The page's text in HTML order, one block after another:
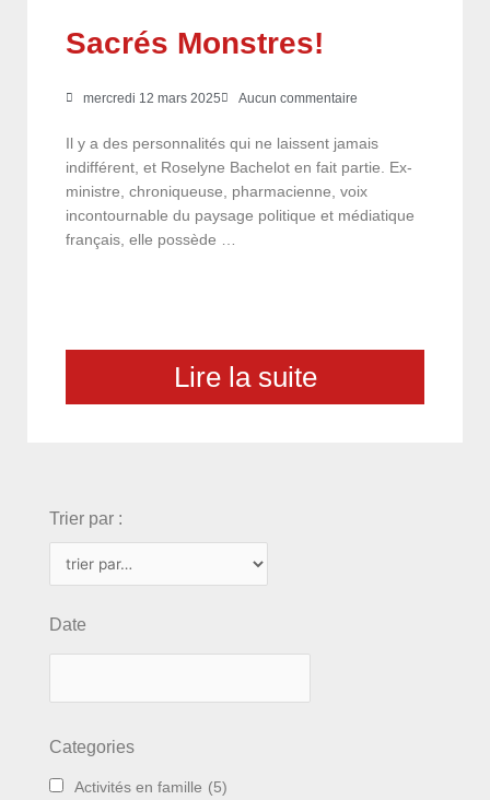
Sacrés Monstres!
mercredi 12 mars 2025 Aucun commentaire
Il y a des personnalités qui ne laissent jamais
indifférent, et Roselyne Bachelot en fait partie. Ex-
ministre, chroniqueuse, pharmacienne, voix
incontournable du paysage politique et médiatique
français, elle possède …
Lire la suite
Trier par :
Date
Categories
Activités en famille (5)